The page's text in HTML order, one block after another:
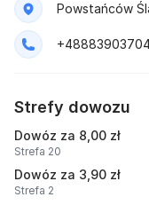
Powstańców
+48883903704
Strefy dowozu
Dowóz za 8,00 zł
Strefa 20
Dowóz za 3,90 zł
Strefa 2